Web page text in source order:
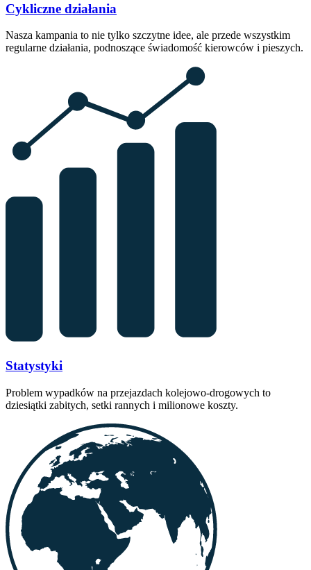
Cykliczne działania
Nasza kampania to nie tylko szczytne idee, ale przede wszystkim
regularne działania, podnoszące świadomość kierowców i pieszych.
Statystyki
Problem wypadków na przejazdach kolejowo-drogowych to
dziesiątki zabitych, setki rannych i milionowe koszty.